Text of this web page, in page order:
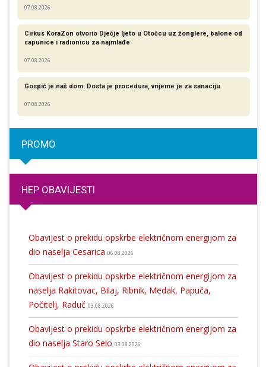
07.08.2026
Cirkus KoraZon otvorio Dječje ljeto u Otočcu uz žonglere, balone od
sapunice i radionicu za najmlađe
07.08.2026
Gospić je naš dom: Dosta je procedura, vrijeme je za sanaciju
07.08.2026
PROMO
HEP OBAVIJESTI
Obavijest o prekidu opskrbe električnom energijom za
dio naselja Cesarica 06.08.2026
Obavijest o prekidu opskrbe električnom energijom za
naselja Rakitovac, Bilaj, Ribnik, Medak, Papuča,
Počitelj, Raduč 03.08.2026
Obavijest o prekidu opskrbe električnom energijom za
dio naselja Staro Selo 03.08.2026